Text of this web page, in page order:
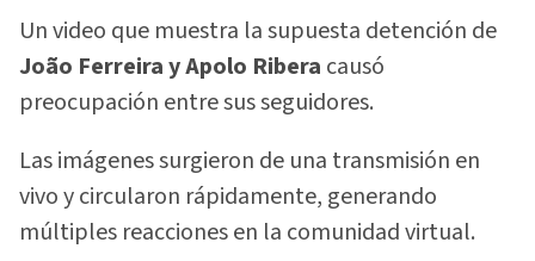
Un video que muestra la supuesta detención de
João Ferreira y Apolo Ribera causó
preocupación entre sus seguidores.
Las imágenes surgieron de una transmisión en
vivo y circularon rápidamente, generando
múltiples reacciones en la comunidad virtual.